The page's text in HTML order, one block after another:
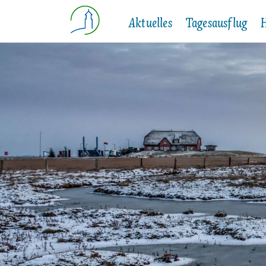
Aktuelles
Veranstaltungen
Halligmobil
Halligbus Langeneß
Tagesausflug
Oland